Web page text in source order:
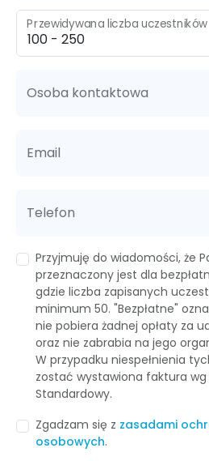
Przewidywana liczba uczestników
Osoba kontaktowa
Email
Telefon
Przyjmuję do wiadomości, że
przeznaczony jest dla
gdzie liczba zapisanych
minimum 50. "Bezpłatne"
nie pobiera żadnej opłaty za
oraz nie zabrabia na jego
W przypadku niespełnienia
zostać wystawiona faktura wg
Standardowy.
Zgadzam się z zasadami
osobowych.